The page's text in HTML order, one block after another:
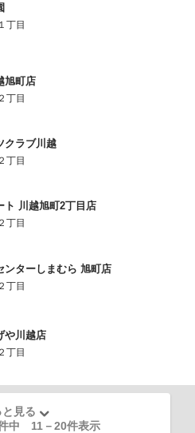
丁目
旭町店
丁目
クラブ川越
丁目
ト 川越旭町2丁目店
丁目
ンターしまむら 旭町店
丁目
川越店
丁目
と見る
中 11 －20件表示